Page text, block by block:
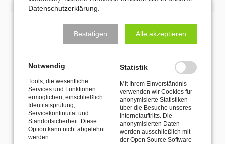
MIT DEM MKK DEN HORIZONT ERWEITERN
KULTURREISEN
27. September 2026–30. September 2026
Kultur- und Naturerlebnisreise nach
Dessau: Bauhaus, Gartenreich &
Luther
Datenschutzerklärung.
Bestätigen Alle akzeptieren
Notwendig
Tools, die wesentliche
Services und Funktionen
ermöglichen, einschließlich
Identitätsprüfung,
Servicekontinuität und
Standortsicherheit. Diese
Option kann nicht abgelehnt
werden.
Statistik
Mit Ihrem Einverständnis
verwenden wir Cookies für
anonymisierte Statistiken
über die Besuche unseres
Internetauftritts. Die
anonymisierten Daten
werden ausschließlich mit
der Open Source Software